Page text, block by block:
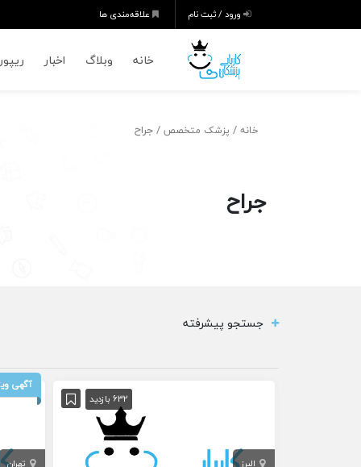
ورود / ثبت نام علاقه‌مندی ها
خانه وبلاگ اخبار
خانه / پزشک متخصص / جراح
جراح
جستجو پیشرفته
632 بازدید
البرز
آگهی
تهران